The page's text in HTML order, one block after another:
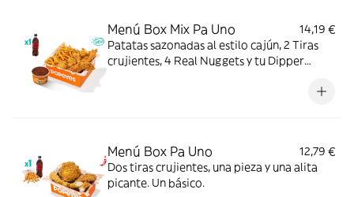
Menú Box Mix Pa Uno
14,19 €
Patatas sazonadas al estilo cajún, 2 Tiras
crujientes, 4 Real Nuggets y tu Dipper
Menú Box Pa Uno
12,79 €
Dos tiras crujientes, una pieza y una alita
picante. Un básico.